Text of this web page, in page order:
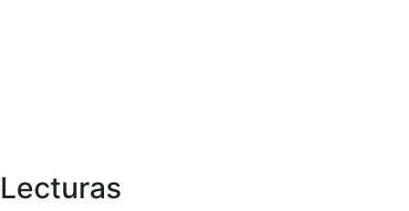
Lecturas